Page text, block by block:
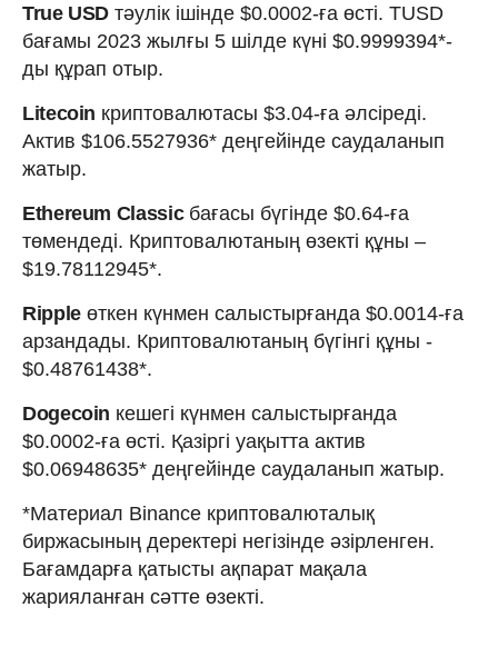
True USD тәулік ішінде $0.0002-ға өсті. TUSD
бағамы 2023 жылғы 5 шілде күні $0.9999394*-
ды құрап отыр.
Litecoin криптовалютасы $3.04-ға әлсіреді.
Актив $106.5527936* деңгейінде саудаланып
жатыр.
Ethereum Classicбағасы бүгінде $0.64-ға
төмендеді. Криптовалютаның өзекті құны –
$19.78112945*.
Rippleөткен күнмен салыстырғанда $0.0014-ға
арзандады. Криптовалютаның бүгінгі құны -
$0.48761438*.
Dogecoin кешегі күнмен салыстырғанда
$0.0002-ға өсті. Қазіргі уақытта актив
$0.06948635* деңгейінде саудаланып жатыр.
*Материал Binance криптовалюталық
биржасының деректері негізінде әзірленген.
Бағамдарға қатысты ақпарат мақала
жарияланған сәтте өзекті.